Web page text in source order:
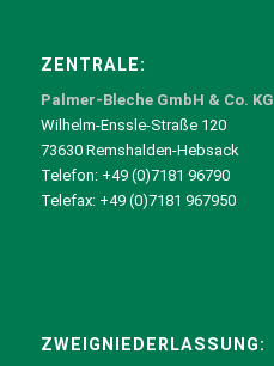
ZENTRALE:
Palmer-Bleche GmbH & Co. KG
Wilhelm-Enssle-Straße 120
73630 Remshalden-Hebsack
Telefon: +49 (0)7181 96790
Telefax: +49 (0)7181 967950
ZWEIGNIEDERLASSUNG: